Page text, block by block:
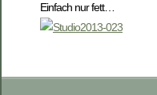
Einfach nur fett…